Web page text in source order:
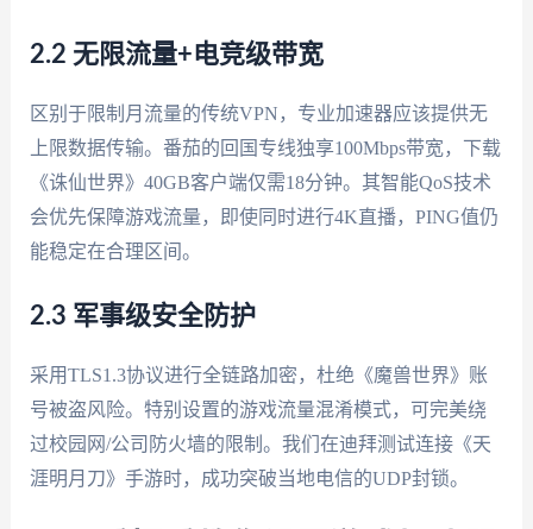
2.2 无限流量+电竞级带宽
区别于限制月流量的传统VPN，专业加速器应该提供无
上限数据传输。番茄的回国专线独享100Mbps带宽，下载
《诛仙世界》40GB客户端仅需18分钟。其智能QoS技术
会优先保障游戏流量，即使同时进行4K直播，PING值仍
能稳定在合理区间。
2.3 军事级安全防护
采用TLS1.3协议进行全链路加密，杜绝《魔兽世界》账
号被盗风险。特别设置的游戏流量混淆模式，可完美绕
过校园网/公司防火墙的限制。我们在迪拜测试连接《天
涯明月刀》手游时，成功突破当地电信的UDP封锁。